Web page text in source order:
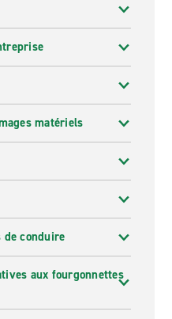
matériels
de conduire
aux fourgonnettes